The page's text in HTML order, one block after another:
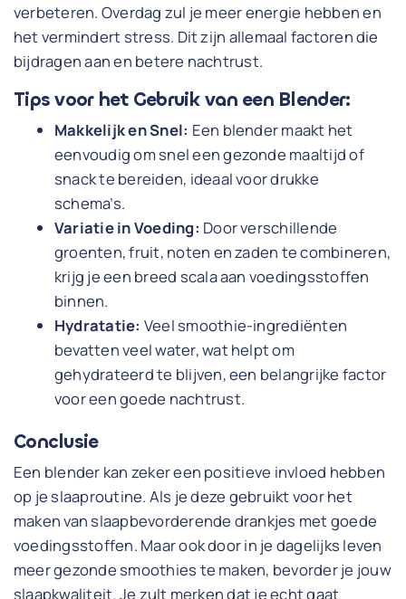
verbeteren. Overdag zul je meer energie hebben en
het vermindert stress. Dit zijn allemaal factoren die
bijdragen aan en betere nachtrust.
Tips voor het Gebruik van een Blender:
Makkelijk en Snel: Een blender maakt het
eenvoudig om snel een gezonde maaltijd of
snack te bereiden, ideaal voor drukke
schema’s.
Variatie in Voeding: Door verschillende
groenten, fruit, noten en zaden te combineren,
krijg je een breed scala aan voedingsstoffen
binnen.
Hydratatie: Veel smoothie-ingrediënten
bevatten veel water, wat helpt om
gehydrateerd te blijven, een belangrijke factor
voor een goede nachtrust.
Conclusie
Een blender kan zeker een positieve invloed hebben
op je slaaproutine. Als je deze gebruikt voor het
maken van slaapbevorderende drankjes met goede
voedingsstoffen. Maar ook door in je dagelijks leven
meer gezonde smoothies te maken, bevorder je jouw
slaapkwaliteit. Je zult merken dat je echt gaat